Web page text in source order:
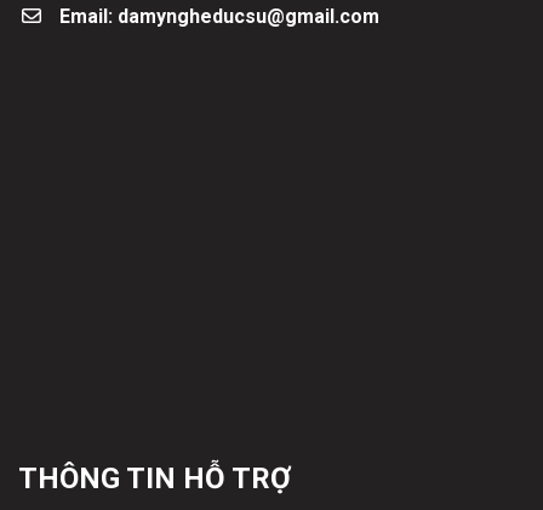
Email: damyngheducsu@gmail.com
THÔNG TIN HỖ TRỢ